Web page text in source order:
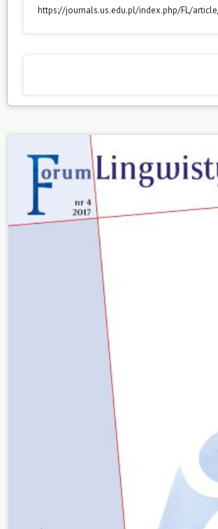
https://journals.us.edu.pl/index.php/FL/